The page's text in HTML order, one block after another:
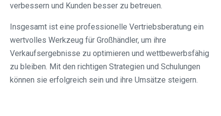
verbessern und Kunden besser zu betreuen.
Insgesamt ist eine professionelle Vertriebsberatung ein
wertvolles Werkzeug für Großhändler, um ihre
Verkaufsergebnisse zu optimieren und wettbewerbsfähig
zu bleiben. Mit den richtigen Strategien und Schulungen
können sie erfolgreich sein und ihre Umsätze steigern.